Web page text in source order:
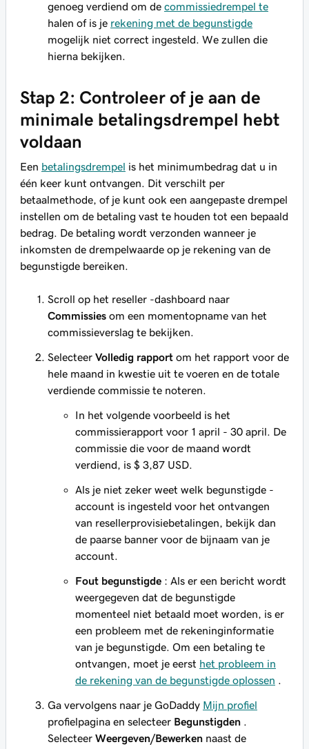
genoeg verdiend om de commissiedrempel te
halen of is je rekening met de begunstigde
mogelijk niet correct ingesteld. We zullen die
hierna bekijken.
Stap 2: Controleer of je aan de
minimale betalingsdrempel hebt
voldaan
Een betalingsdrempel is het minimumbedrag dat u in
één keer kunt ontvangen. Dit verschilt per
betaalmethode, of je kunt ook een aangepaste drempel
instellen om de betaling vast te houden tot een bepaald
bedrag. De betaling wordt verzonden wanneer je
inkomsten de drempelwaarde op je rekening van de
begunstigde bereiken.
Scroll op het reseller -dashboard naar
Commissies om een momentopname van het
commissieverslag te bekijken.
Selecteer Volledig rapport om het rapport voor de
hele maand in kwestie uit te voeren en de totale
verdiende commissie te noteren.
In het volgende voorbeeld is het
commissierapport voor 1 april - 30 april. De
commissie die voor de maand wordt
verdiend, is $ 3,87 USD.
Als je niet zeker weet welk begunstigde -
account is ingesteld voor het ontvangen
van resellerprovisiebetalingen, bekijk dan
de paarse banner voor de bijnaam van je
account.
Fout begunstigde : Als er een bericht wordt
weergegeven dat de begunstigde
momenteel niet betaald moet worden, is er
een probleem met de rekeninginformatie
van je begunstigde. Om een betaling te
ontvangen, moet je eerst het probleem in
de rekening van de begunstigde oplossen .
Ga vervolgens naar je GoDaddy Mijn profiel
profielpagina en selecteer Begunstigden .
Selecteer Weergeven/Bewerken naast de